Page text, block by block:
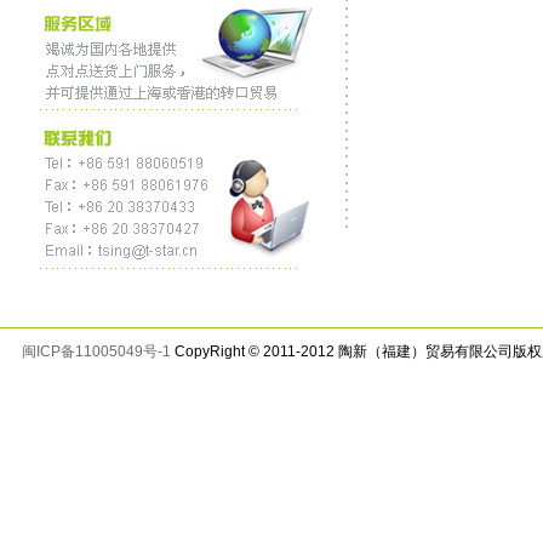
闽ICP备11005049号-1 CopyRight © 2011-2012 陶新（福建）贸易有限公司版